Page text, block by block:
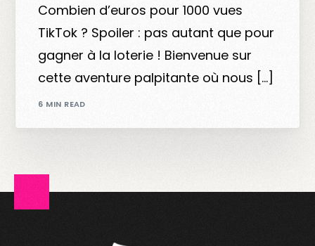
Combien d’euros pour 1000 vues
TikTok ? Spoiler : pas autant que pour
gagner à la loterie ! Bienvenue sur
cette aventure palpitante où nous […]
6 MIN READ